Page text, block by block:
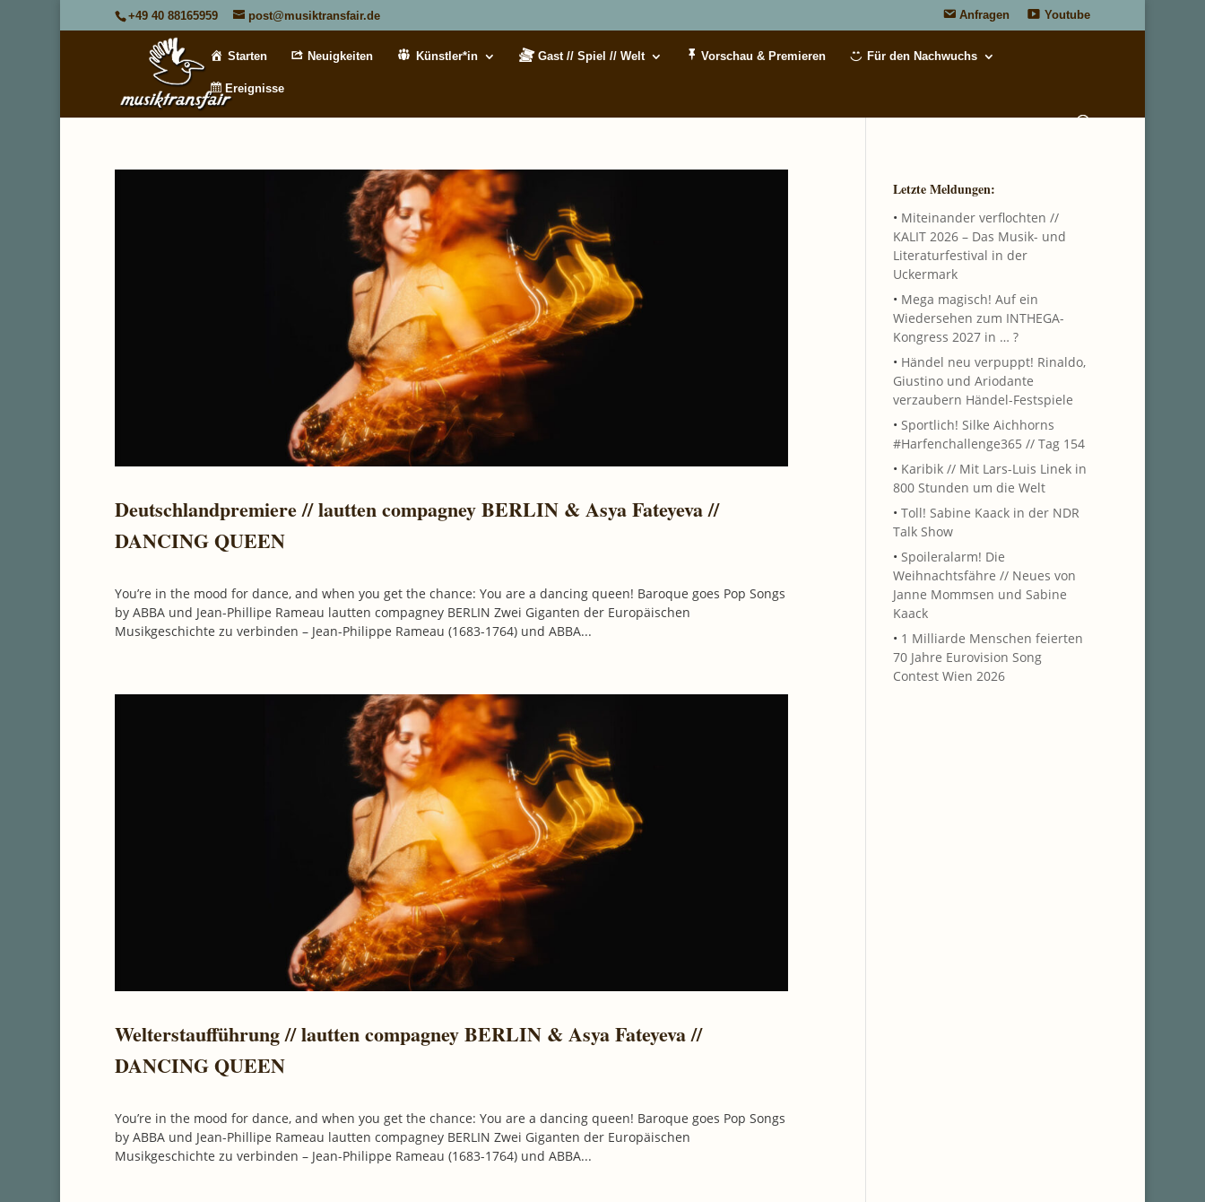
+49 40 88165959 post@musiktransfair.de Anfragen Youtube
Starten Neuigkeiten Künstler*in Gast // Spiel // Welt Vorschau & Premieren Für den Nachwuchs
Ereignisse
Deutschlandpremiere // lautten compagney BERLIN & Asya Fateyeva //
DANCING QUEEN
You’re in the mood for dance, and when you get the chance: You are a dancing queen! Baroque goes Pop Songs
by ABBA und Jean-Phillipe Rameau lautten compagney BERLIN Zwei Giganten der Europäischen
Musikgeschichte zu verbinden – Jean-Philippe Rameau (1683-1764) und ABBA...
Welterstaufführung // lautten compagney BERLIN & Asya Fateyeva //
DANCING QUEEN
You’re in the mood for dance, and when you get the chance: You are a dancing queen! Baroque goes Pop Songs
by ABBA und Jean-Phillipe Rameau lautten compagney BERLIN Zwei Giganten der Europäischen
Musikgeschichte zu verbinden – Jean-Philippe Rameau (1683-1764) und ABBA...
Letzte Meldungen:
• Miteinander verflochten //
KALIT 2026 – Das Musik- und
Literaturfestival in der
Uckermark
• Mega magisch! Auf ein
Wiedersehen zum INTHEGA-
Kongress 2027 in … ?
• Händel neu verpuppt! Rinaldo,
Giustino und Ariodante
verzaubern Händel-Festspiele
• Sportlich! Silke Aichhorns
#Harfenchallenge365 // Tag 154
• Karibik // Mit Lars-Luis Linek in
800 Stunden um die Welt
• Toll! Sabine Kaack in der NDR
Talk Show
• Spoileralarm! Die
Weihnachtsfähre // Neues von
Janne Mommsen und Sabine
Kaack
• 1 Milliarde Menschen feierten
70 Jahre Eurovision Song
Contest Wien 2026